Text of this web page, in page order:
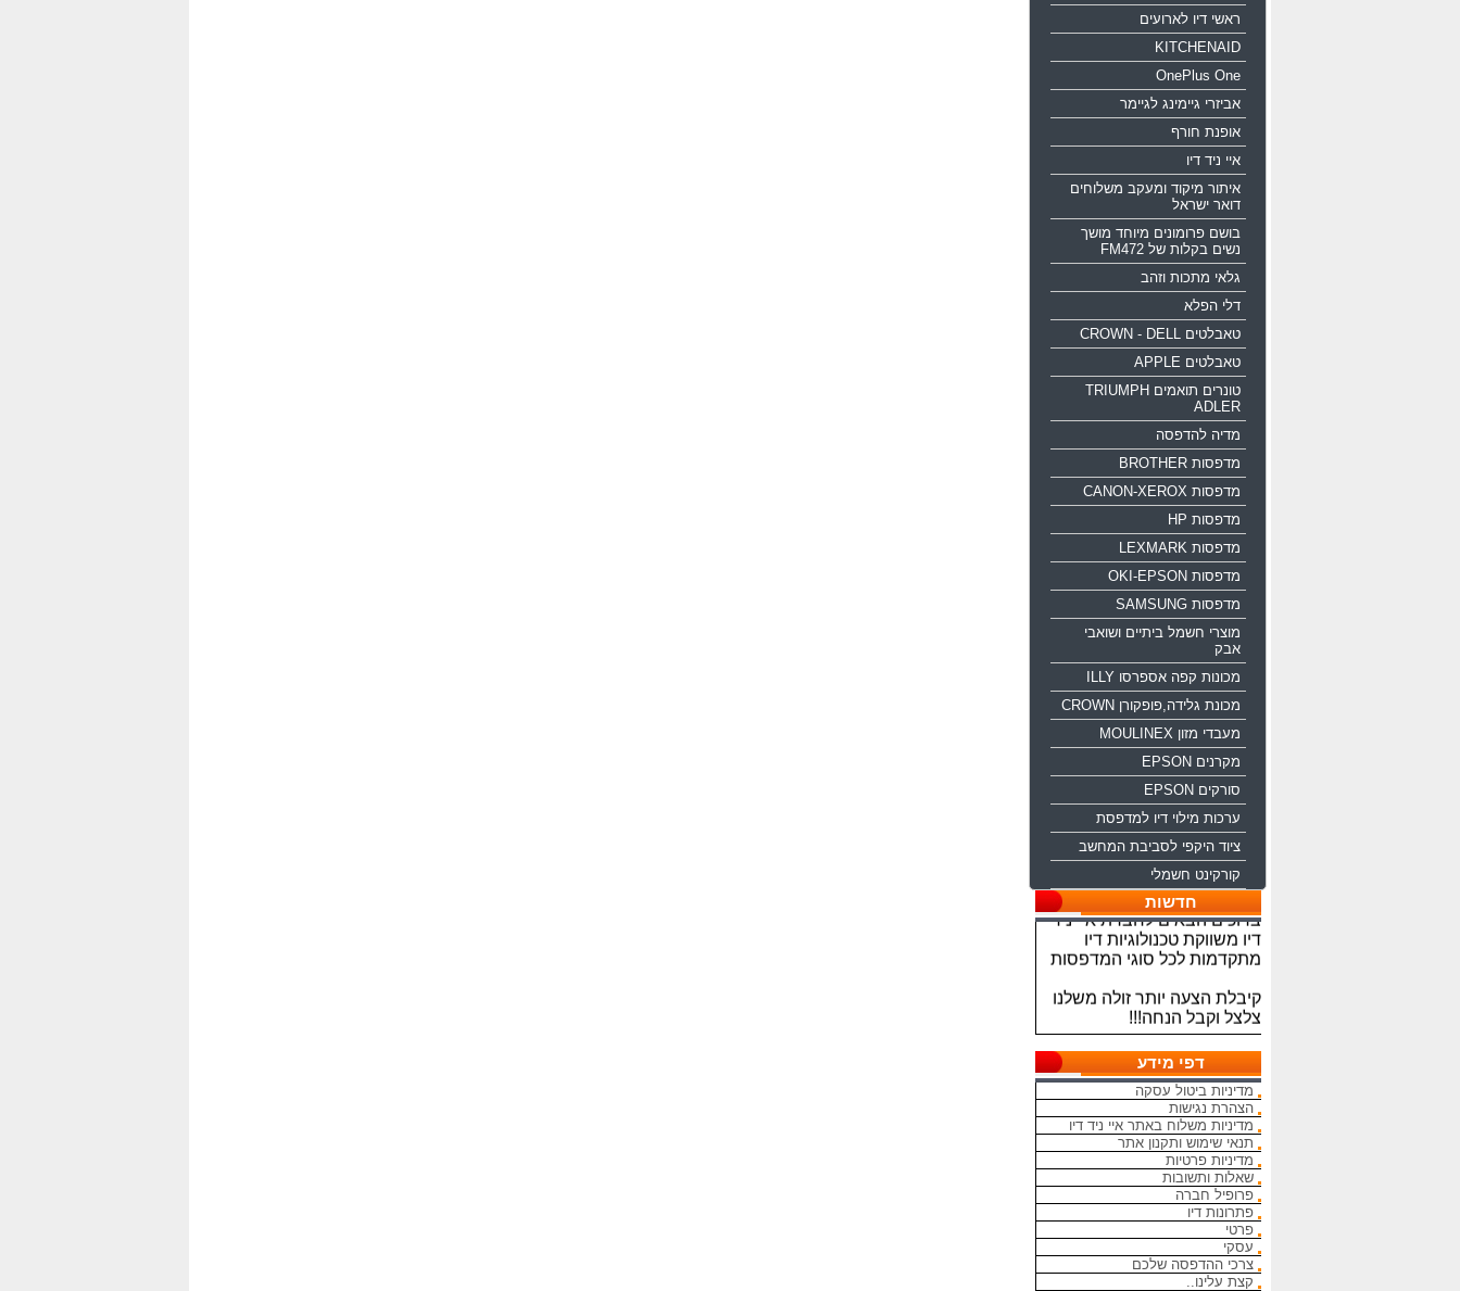
ראשי דיו לארועים
KITCHENAID
OnePlus One
אביזרי גיימינג לגיימר
אופנת חורף
איי ניד דיו
איתור מיקוד ומעקב משלוחים
דואר ישראל
בושם פרומונים מיוחד מושך
נשים בקלות של FM472
גלאי מתכות וזהב
דלי הפלא
טאבלטים CROWN - DELL
טאבלטים APPLE
טונרים תואמים TRIUMPH
ADLER
מדיה להדפסה
מדפסות BROTHER
מדפסות CANON-XEROX
מדפסות HP
מדפסות LEXMARK
מדפסות OKI-EPSON
מדפסות SAMSUNG
מוצרי חשמל ביתיים ושואבי
אבק
מכונות קפה אספרסו ILLY
מכונת גלידה,פופקורן CROWN
מעבדי מזון MOULINEX
מקרנים EPSON
סורקים EPSON
ערכות מילוי דיו למדפסת
ציוד היקפי לסביבת המחשב
קורקינט חשמלי
חדשות
ברוכים הבאים לחברת איי ניד
דיו משווקת טכנולוגיות דיו
מתקדמות לכל סוגי המדפסות
צלצל וקבל הנחה!!!
מתחייבים להיות הכי זולים
בארץ בראשי הדיו והטונרים
התואמים, יש אפשרות למשלוח
מהיום להיום
המחירים באתר אינם סופיים,יש
הנחה על קניה כמותית פרטים
במרכז ההזמנות
מאמינים אך ורק ביחס אישי
הוגן ובהקשבה
ללקוחות.בזכותכם הצלחתנו
דפי מידע
מדיניות ביטול עסקה
הצהרת נגישות
מדיניות משלוח באתר איי ניד דיו
תנאי שימוש ותקנון אתר
מדיניות פרטיות
שאלות ותשובות
פרופיל חברה
פתרונות דיו
פרטי
עסקי
צרכי ההדפסה שלכם
קצת עלינו..